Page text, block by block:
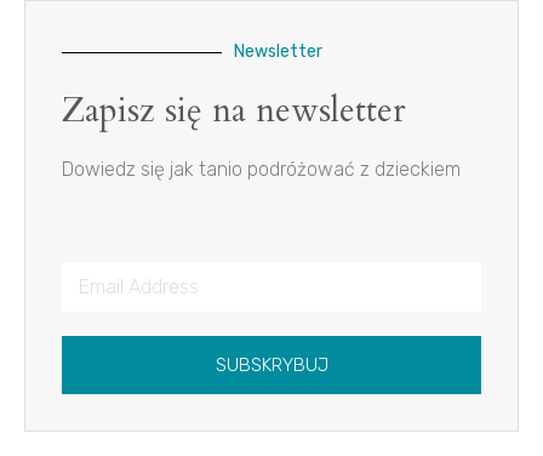
Newsletter
Zapisz się na newsletter
Dowiedz się jak tanio podróżować z dzieckiem
SUBSKRYBUJ